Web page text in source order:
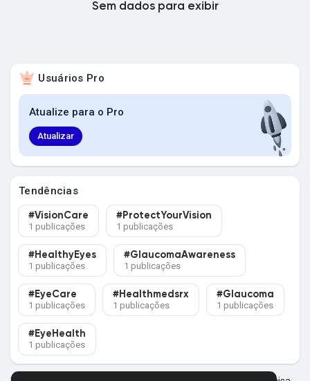
Meus Grupos
Páginas Curtidas
Postagens populares
Descubra Novas Postagens
Sem dados para exibir
Usuários Pro
Atualize para o Pro
Atualizar
Tendências
#VisionCare
1 publicações
#ProtectYourVision
1 publicações
#HealthyEyes
1 publicações
#GlaucomaAwareness
1 publicações
#EyeCare
1 publicações
#Healthmedsrx
1 publicações
#Glaucoma
1 publicações
#EyeHealth
1 publicações